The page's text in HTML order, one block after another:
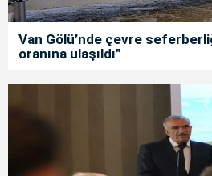
Van Gölü’nde çevre
oranına ulaşıldı”